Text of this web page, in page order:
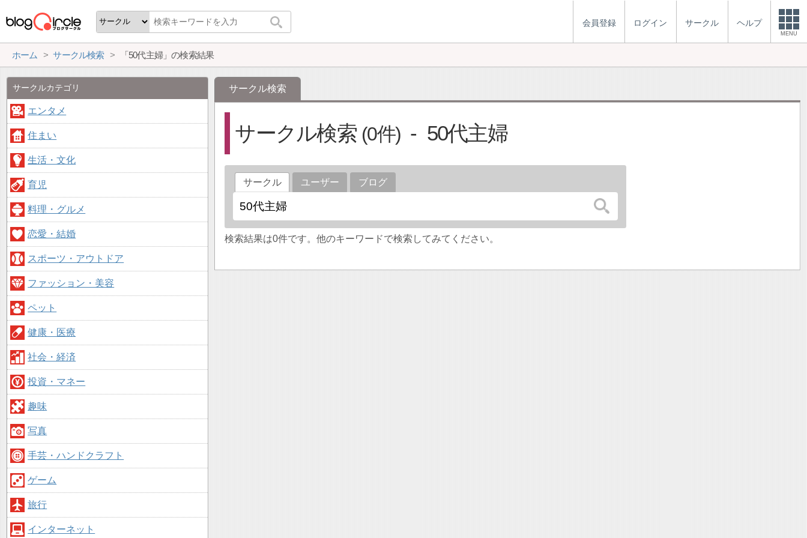
会員登録 ログイン サークル ヘルプ
MENU
ホーム サークル検索 「50代主婦」の検索結果
サークル検索
サークル検索 0 50代主婦
サークル ユーザー ブログ
検索結果は0件です。他のキーワードで検索してみてください。
サークルカテゴリ
エンタメ
住まい
生活・文化
育児
料理・グルメ
恋愛・結婚
スポーツ・アウトドア
ファッション・美容
ペット
健康・医療
社会・経済
投資・マネー
趣味
写真
手芸・ハンドクラフト
ゲーム
旅行
インターネット